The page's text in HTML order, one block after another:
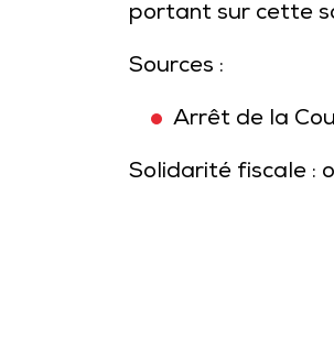
portant sur cette
Sources :
Arrêt de la
Solidarité fiscale :